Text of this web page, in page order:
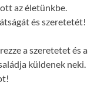
az életünkbe.
és szeretetét!
a szeretetet és a
küldenek neki.